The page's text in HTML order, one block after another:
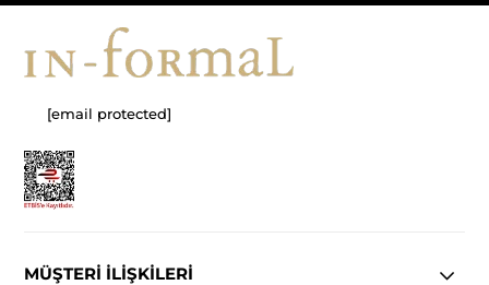
[email protected]
MÜŞTERİ İLİŞKİLERİ